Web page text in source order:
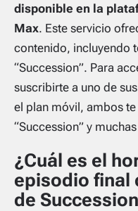
disponible en la
Max. Este servicio
contenido, incluyendo
“Succession”. Para
suscribirte a uno de
el plan móvil, ambos
“Succession” y
¿Cuál es el
episodio final
de